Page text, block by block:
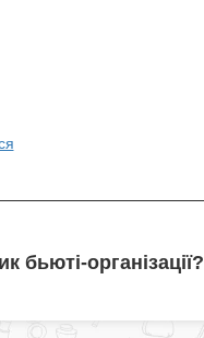
бьюті-організації?